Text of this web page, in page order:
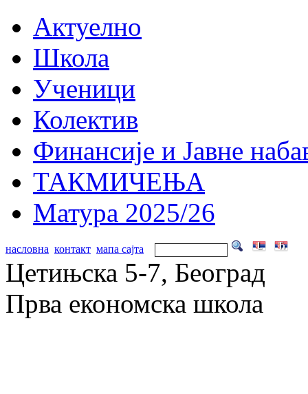
Актуелно
Школа
Ученици
Колектив
Финансије и Јавне
ТАКМИЧЕЊА
Матура 2025/26
насловна контакт мапа сајта
Цетињска 5-7, Београд
Прва економска школа